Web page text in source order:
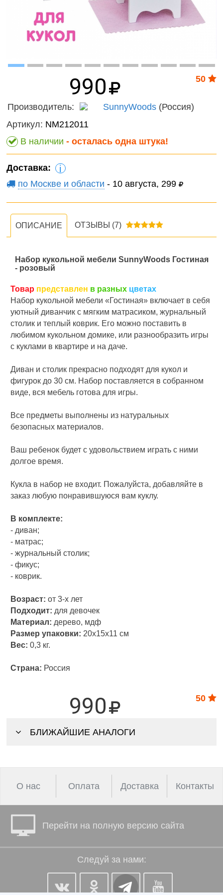
наборы
Дикие
мир
Игрушечные
50
990
Производитель: SunnyWoods (Россия)
Артикул: NM212011
В наличии - осталась одна штука!
Доставка: i
по Москве и области - 10 августа, 299
ОПИСАНИЕ
Набор кукольной мебели SunnyWoods Гостиная
- розовый
Товар представлен в разных цветах
Набор кукольной мебели «Гостиная» включает в себя
уютный диванчик с мягким матрасиком, журнальный
столик и теплый коврик. Его можно поставить в
любимом кукольном домике, или разнообразить игры
с куклами в квартире и на даче.
Диван и столик прекрасно подходят для кукол и
фигурок до 30 см. Набор поставляется в собранном
виде, вся мебель готова для игры.
Все предметы выполнены из натуральных
безопасных материалов.
Ваш ребенок будет с удовольствием играть с ними
долгое время.
Кукла в набор не входит. Пожалуйста, добавляйте в
заказ любую понравившуюся вам куклу.
В комплекте:
- диван;
- матрас;
- журнальный столик;
- фикус;
- коврик.
Возраст: от 3-х лет
Подходит: для девочек
Материал: дерево, мдф
Размер упаковки: 20х15х11 см
Вес: 0,3 кг.
Страна: Россия
ОТЗЫВЫ (7)
50
990
БЛИЖАЙШИЕ АНАЛОГИ
О нас Оплата Доставка Контакты
Перейти на полную версию сайта
Следуй за нами: